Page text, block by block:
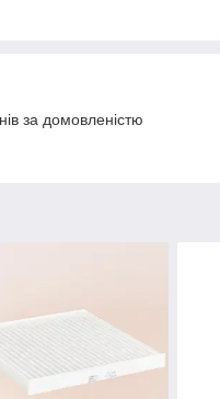
за домовленістю